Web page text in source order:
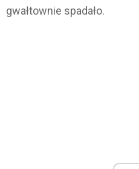
gwałtownie spadało.